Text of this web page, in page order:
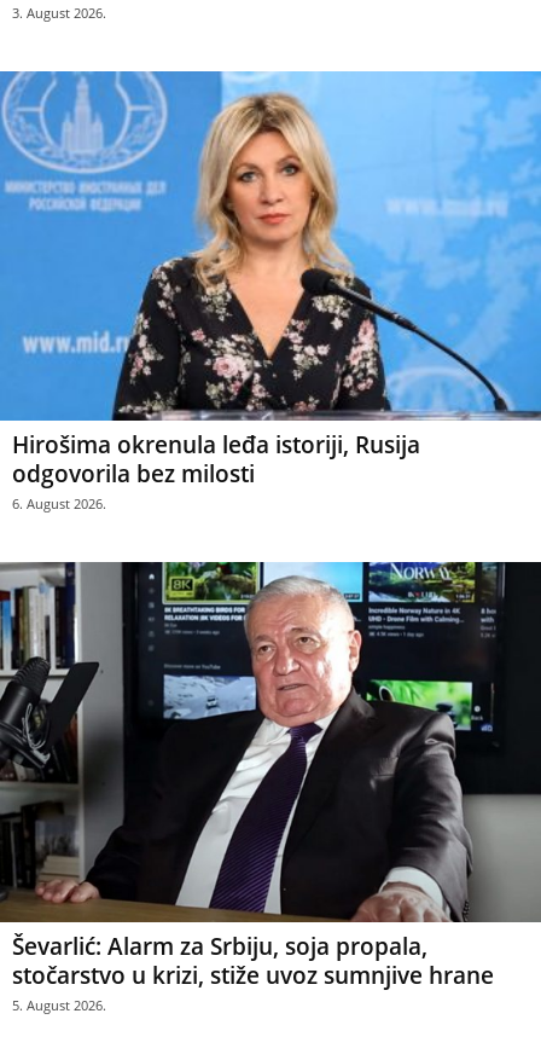
3. August 2026.
Hirošima okrenula leđa istoriji, Rusija
odgovorila bez milosti
6. August 2026.
Ševarlić: Alarm za Srbiju, soja propala,
stočarstvo u krizi, stiže uvoz sumnjive hrane
5. August 2026.